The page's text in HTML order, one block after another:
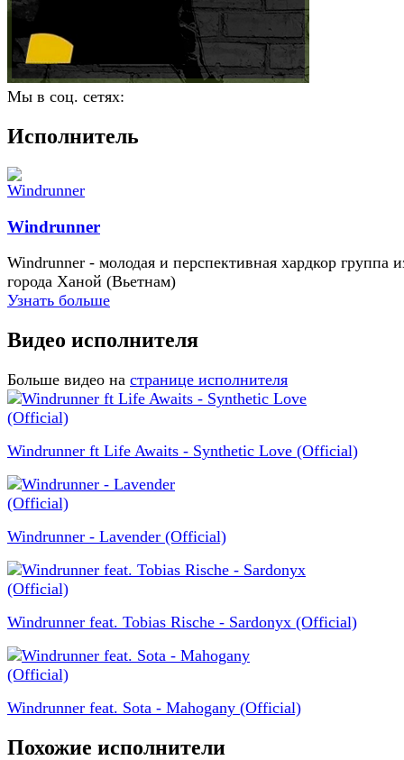
Мы в соц. сетях:
Исполнитель
Windrunner
Windrunner - молодая и перспективная хардкор группа
города Ханой (Вьетнам)
Узнать больше
Видео исполнителя
Больше видео на странице исполнителя
Windrunner ft Life Awaits - Synthetic Love (Official)
Windrunner - Lavender (Official)
Windrunner feat. Tobias Rische - Sardonyx (Official)
Windrunner feat. Sota - Mahogany (Official)
Похожие исполнители